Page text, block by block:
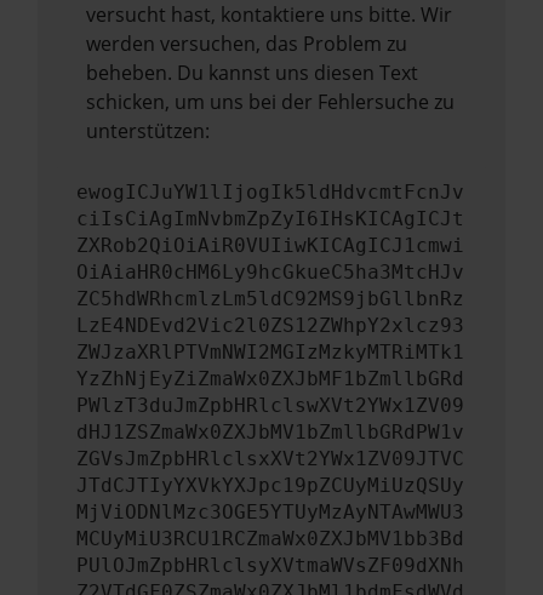
versucht hast, kontaktiere uns bitte. Wir
werden versuchen, das Problem zu
beheben. Du kannst uns diesen Text
schicken, um uns bei der Fehlersuche zu
unterstützen:
ewogICJuYW1lIjogIk5ldHdvcmtFcnJv
ciIsCiAgImNvbmZpZyI6IHsKICAgICJt
ZXRob2QiOiAiR0VUIiwKICAgICJ1cmwi
OiAiaHR0cHM6Ly9hcGkueC5ha3MtcHJv
ZC5hdWRhcmlzLm5ldC92MS9jbGllbnRz
LzE4NDEvd2Vic2l0ZS12ZWhpY2xlcz93
ZWJzaXRlPTVmNWI2MGIzMzkyMTRiMTk1
YzZhNjEyZiZmaWx0ZXJbMF1bZmllbGRd
PWlzT3duJmZpbHRlclswXVt2YWx1ZV09
dHJ1ZSZmaWx0ZXJbMV1bZmllbGRdPW1v
ZGVsJmZpbHRlclsxXVt2YWx1ZV09JTVC
JTdCJTIyYXVkYXJpc19pZCUyMiUzQSUy
MjViODNlMzc3OGE5YTUyMzAyNTAwMWU3
MCUyMiU3RCU1RCZmaWx0ZXJbMV1bb3Bd
PUlOJmZpbHRlclsyXVtmaWVsZF09dXNh